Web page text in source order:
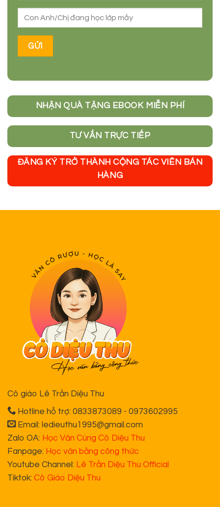
NHẬN QUÀ TẶNG EBOOK MIỄN PHÍ
TƯ VẤN TRỰC TIẾP
ĐĂNG KÝ TRỞ THÀNH CỘNG TÁC VIÊN BÁN
HÀNG
Cô giáo Lê Trần Diệu Thu
Hotline hỗ trợ: 0833873089 - 0973602995
Email: ledieuthu1995@gmail.com
Zalo OA: Học Văn Cùng Cô Diệu Thu
Fanpage: Học văn bằng công thức
Youtube Channel: Lê Trần Diệu Thu Official
Tiktok: Cô Giáo Diệu Thu